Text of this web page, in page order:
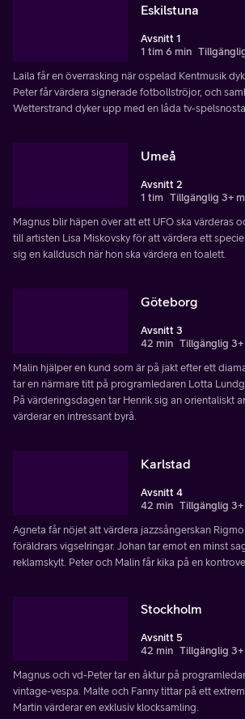
Eskilstuna
Avsnitt 1
1 tim 6 min
Laila får en överrasking när ospelad Kentmusik
Peter får värdera signerade fotbollströjor, och
Wetterstrand dyker upp med en låda tv-
Umeå
Avsnitt 2
1 tim Tillgänglig 3+
Magnus blir häpen över att ett UFO ska värderas
till artisten Lisa Miskovsky för att värdera ett
sig en kalldusch när hon ska värdera en toalett.
Göteborg
Avsnitt 3
42 min Tillgänglig
Malin hjälper en kund som är på jakt efter ett
tar en närmare titt på programledaren Lotta
På värderingsdagen tar Henrik sig an orientaliskt
värderar en intressant byrå.
Karlstad
Avsnitt 4
42 min Tillgänglig
Agneta får nöjet att värdera jazzsångerskan
föräldrars vigselringar. Johan tar emot en minst
reklamskylt. Peter och Malin får kika på en
Stockholm
Avsnitt 5
42 min Tillgänglig
Magnus och vd-Peter tar en åktur på
vintage-vespa. Malte och Fanny tittar på ett
Martin värderar en exklusiv klocksamling.